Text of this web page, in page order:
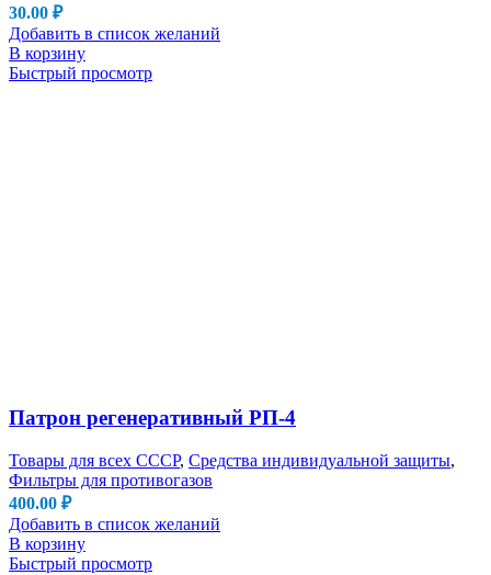
30.00 ₽
Добавить в список желаний
В корзину
Быстрый просмотр
Патрон регенеративный РП-4
Товары для всех СССР, Средства индивидуальной защиты,
Фильтры для противогазов
400.00 ₽
Добавить в список желаний
В корзину
Быстрый просмотр